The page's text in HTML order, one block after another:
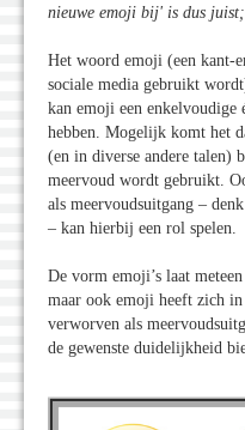
nieuwe emoji bij' is dus
Het woord emoji (een kant-
sociale media gebruikt
kan emoji een enkelvoudige
hebben. Mogelijk komt het
(en in diverse andere talen)
meervoud wordt gebruikt.
als meervoudsuitgang –
– kan hierbij een rol spelen.
De vorm emoji’s laat
maar ook emoji heeft zich in
verworven als
de gewenste duidelijkheid